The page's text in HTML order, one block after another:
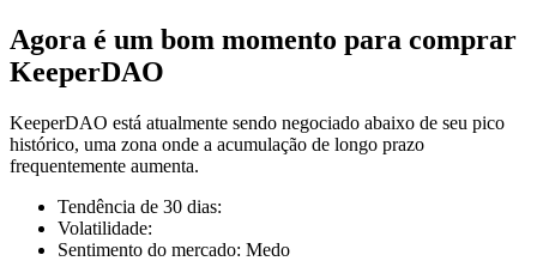
Derivativos de ações, câmbio, metais preciosos e commodities
Agora é um bom momento para comprar
KeeperDAO
KeeperDAO está atualmente sendo negociado abaixo de seu pico
histórico, uma zona onde a acumulação de longo prazo
frequentemente aumenta.
Tendência de 30 dias:
Volatilidade:
Sentimento do mercado: Medo